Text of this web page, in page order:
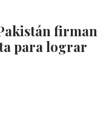
firman
para lograr